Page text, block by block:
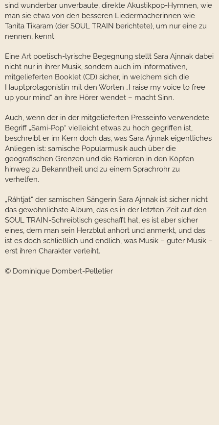
sind wunderbar unverbaute, direkte Akustikpop-Hymnen, wie
man sie etwa von den besseren Liedermacherinnen wie
Tanita Tikaram (der SOUL TRAIN berichtete), um nur eine zu
nennen, kennt.
Eine Art poetisch-lyrische Begegnung stellt Sara Ajnnak dabei
nicht nur in ihrer Musik, sondern auch im informativen,
mitgelieferten Booklet (CD) sicher, in welchem sich die
Hauptprotagonistin mit den Worten „I raise my voice to free
up your mind“ an ihre Hörer wendet – macht Sinn.
Auch, wenn der in der mitgelieferten Presseinfo verwendete
Begriff „Sami-Pop“ vielleicht etwas zu hoch gegriffen ist,
beschreibt er im Kern doch das, was Sara Ajnnak eigentliches
Anliegen ist: samische Popularmusik auch über die
geografischen Grenzen und die Barrieren in den Köpfen
hinweg zu Bekanntheit und zu einem Sprachrohr zu
verhelfen.
„Ráhtjat“ der samischen Sängerin Sara Ajnnak ist sicher nicht
das gewöhnlichste Album, das es in der letzten Zeit auf den
SOUL TRAIN-Schreibtisch geschafft hat, es ist aber sicher
eines, dem man sein Herzblut anhört und anmerkt, und das
ist es doch schließlich und endlich, was Musik – guter Musik –
erst ihren Charakter verleiht.
© Dominique Dombert-Pelletier